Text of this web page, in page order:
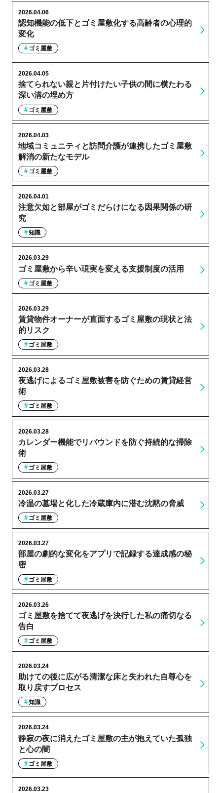
認知機能の低下とゴミ屋敷化する高齢者の心理的
変化
2026.04.06
ゴミ屋敷
捨てられない親と片付けたい子供の間に横たわる
深い溝の埋め方
2026.04.05
ゴミ屋敷
地域コミュニティと訪問介護が連携したゴミ屋敷
解消の新たなモデル
2026.04.03
ゴミ屋敷
注意欠如と部屋がゴミだらけになる因果関係の研
究
2026.04.01
知識
ゴミ屋敷から辛い現実を変える支援制度の活用
2026.03.29
ゴミ屋敷
賃貸物件オーナーが直面するゴミ屋敷の現状と法
的リスク
2026.03.29
ゴミ屋敷
夜逃げによるゴミ屋敷被害を防ぐための賃貸経営
術
2026.03.28
ゴミ屋敷
カレンダー機能でリバウンドを防ぐ持続的な掃除
術
2026.03.28
ゴミ屋敷
冷温の墓場と化した冷蔵庫内に潜む沈黙の脅威
2026.03.27
ゴミ屋敷
部屋の劇的な変化をアプリで記録する達成感の秘
密
2026.03.27
ゴミ屋敷
ゴミ屋敷を捨てて夜逃げを決行した私の痛切なる
告白
2026.03.26
ゴミ屋敷
助けての後に広がる清潔な床と失われた自尊心を
取り戻すプロセス
2026.03.24
知識
静寂の夜に消えたゴミ屋敷の主が抱えていた孤独
と心の闇
2026.03.24
ゴミ屋敷
2026.03.23